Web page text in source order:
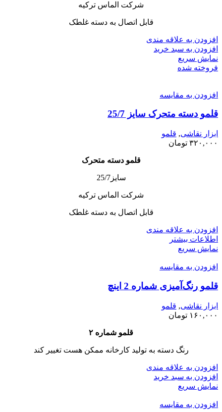
شرکت الماس ترکیه
قابل اتصال به دسته غلطک
افزودن به علاقه مندی
افزودن به سبد خرید
نمایش سریع
فروخته شده
افزودن به مقایسه
قلمو دسته متحرک سایز 25/7
ابزار نقاشی, قلمو
۳۲۰,۰۰۰ تومان
قلمو دسته متحرک
سایز25/7
شرکت الماس ترکیه
قابل اتصال به دسته غلطک
افزودن به علاقه مندی
اطلاعات بیشتر
نمایش سریع
افزودن به مقایسه
قلمو رنگ‌آمیزی شماره 2 اینچ
ابزار نقاشی, قلمو
۱۶۰,۰۰۰ تومان
قلمو شماره ۲
رنگ دسته به تولید کارخانه ممکن هست تغییر کند
افزودن به علاقه مندی
افزودن به سبد خرید
نمایش سریع
افزودن به مقایسه